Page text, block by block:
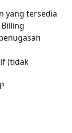
yang tersedia
(tidak